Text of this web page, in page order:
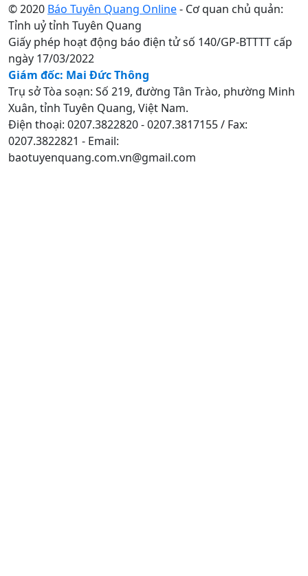
© 2020 Báo Tuyên Quang Online- Cơ quan chủ quản:
Tỉnh uỷ tỉnh Tuyên Quang
Giấy phép hoạt động báo điện tử số 140/GP-BTTTT cấp
ngày 17/03/2022
Giám đốc: Mai Đức Thông
Trụ sở Tòa soạn: Số 219, đường Tân Trào, phường Minh
Xuân, tỉnh Tuyên Quang, Việt Nam.
Điện thoại: 0207.3822820 - 0207.3817155 / Fax:
0207.3822821 - Email:
baotuyenquang.com.vn@gmail.com